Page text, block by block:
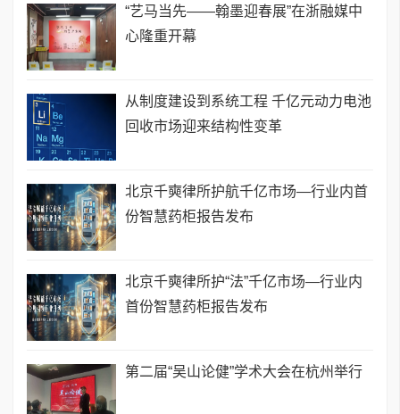
“艺马当先——翰墨迎春展”在浙融媒中
心隆重开幕
从制度建设到系统工程 千亿元动力电池
回收市场迎来结构性变革
北京千奭律所护航千亿市场—行业内首
份智慧药柜报告发布
北京千奭律所护“法”千亿市场—行业内
首份智慧药柜报告发布
第二届“吴山论健”学术大会在杭州举行